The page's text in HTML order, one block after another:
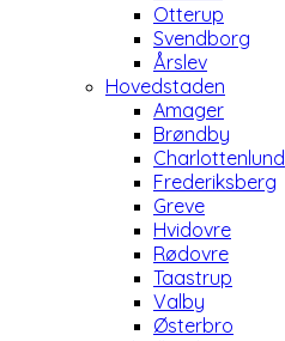
Otterup
Svendborg
Årslev
Hovedstaden
Amager
Brøndby
Charlottenlund
Frederiksberg
Greve
Hvidovre
Rødovre
Taastrup
Valby
Østerbro